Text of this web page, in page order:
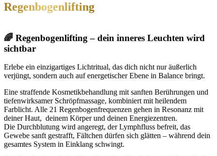
Regenbogenlifting
🌈 Regenbogenlifting – dein inneres Leuchten wird
sichtbar
Erlebe ein einzigartiges Lichtritual, das dich nicht nur äußerlich
verjüngt, sondern auch auf energetischer Ebene in Balance bringt.
Eine straffende Kosmetikbehandlung mit sanften Berührungen und
tiefenwirksamer Schröpfmassage, kombiniert mit heilendem
Farblicht. Alle 21 Regenbogenfrequenzen gehen in Resonanz mit
deiner Haut, deinem Körper und deinen Energiezentren.
Die Durchblutung wird angeregt, der Lymphfluss befreit, das
Gewebe sanft gestrafft, Fältchen dürfen sich glätten – während dein
gesamtes System in Einklang schwingt.